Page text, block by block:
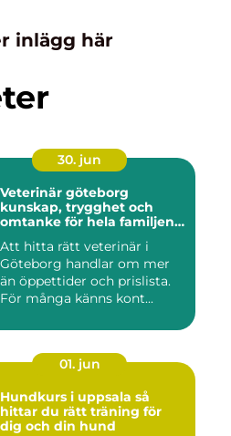
inlägg här
30. jun
Veterinär göteborg
kunskap, trygghet och
omtanke för hela familjens
Att hitta rätt veterinär i
Göteborg handlar om mer
än öppettider och prislista.
För många känns kont...
01. jun
Hundkurs i uppsala så
hittar du rätt träning för
dig och din hund